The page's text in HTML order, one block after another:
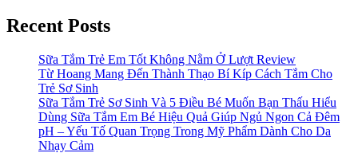
Recent Posts
Sữa Tắm Trẻ Em Tốt Không Nằm Ở Lượt Review
Từ Hoang Mang Đến Thành Thạo Bí Kíp Cách Tắm Cho
Trẻ Sơ Sinh
Sữa Tắm Trẻ Sơ Sinh Và 5 Điều Bé Muốn Bạn Thấu Hiểu
Dùng Sữa Tắm Em Bé Hiệu Quả Giúp Ngủ Ngon Cả Đêm
pH – Yếu Tố Quan Trọng Trong Mỹ Phẩm Dành Cho Da
Nhạy Cảm